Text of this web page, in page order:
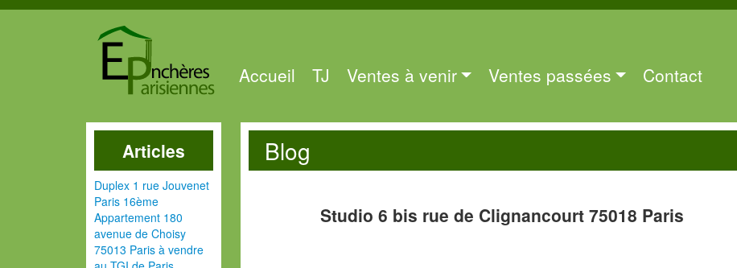
Accueil TJ Ventes à venir Ventes passées Contact
Articles
Duplex 1 rue Jouvenet
Paris 16ème
Appartement 180
avenue de Choisy
75013 Paris à vendre
Blog
Studio 6 bis rue de Clignancourt 75018 Paris